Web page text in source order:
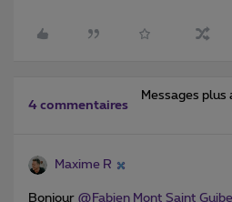
4 commentaires
Messages plus
Maxime R
Bonjour ​ @Fabien Mont Saint